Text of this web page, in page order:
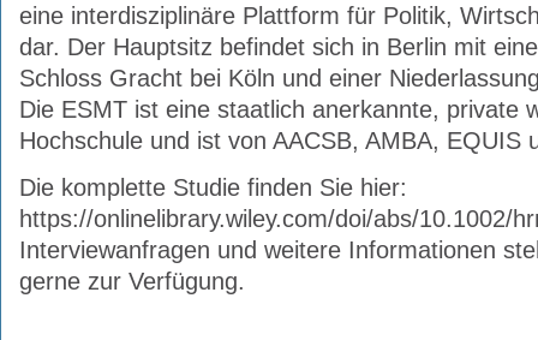
eine interdisziplinäre Plattform für Politik,
dar. Der Hauptsitz befindet sich in Berlin mit
Schloss Gracht bei Köln und einer
Die ESMT ist eine staatlich anerkannte, private
Hochschule und ist von AACSB, AMBA, EQUIS
Die komplette Studie finden Sie hier:
https://onlinelibrary.wiley.com/doi/abs/10.1002/
Interviewanfragen und weitere Informationen
gerne zur Verfügung.